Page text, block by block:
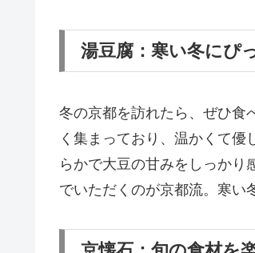
湯豆腐：寒い冬にぴ
冬の京都を訪れたら、ぜひ食
く集まっており、温かくて
らかで大豆の甘みをしっかり
でいただくのが京都流。寒い